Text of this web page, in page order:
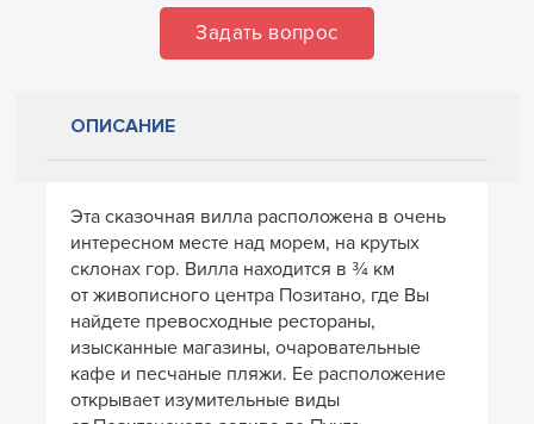
Задать вопрос
ОПИСАНИЕ
Эта сказочная вилла расположена в очень
интересном месте над морем, на крутых
склонах гор. Вилла находится в ¾ км
от живописного центра Позитано, где Вы
найдете превосходные рестораны,
изысканные магазины, очаровательные
кафе и песчаные пляжи. Ее расположение
открывает изумительные виды